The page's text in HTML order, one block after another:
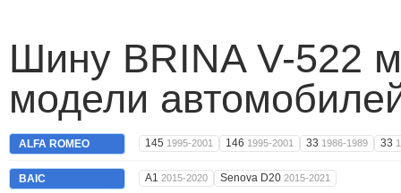
Шину BRINA V-522
модели
ALFA ROMEO 145 1995-2001 146 1995-2001 33 1986-1989 33
BAIC A1 2015-2020 Senova D20 2015-2021